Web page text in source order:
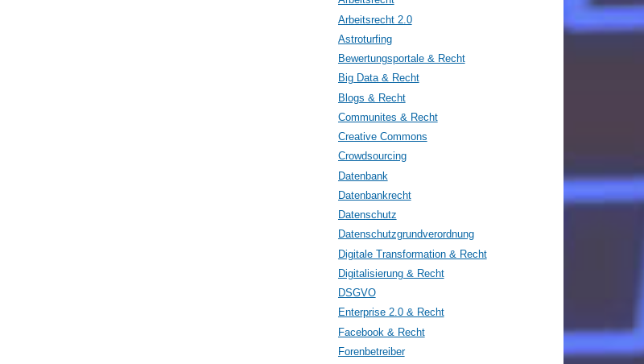
Arbeitsrecht 2.0
Astroturfing
Bewertungsportale & Recht
Big Data & Recht
Blogs & Recht
Communites & Recht
Creative Commons
Crowdsourcing
Datenbank
Datenbankrecht
Datenschutz
Datenschutzgrundverordnung
Digitale Transformation & Recht
Digitalisierung & Recht
DSGVO
Enterprise 2.0 & Recht
Facebook & Recht
Forenbetreiber